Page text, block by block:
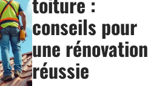
conseils pour
une rénovation
réussie